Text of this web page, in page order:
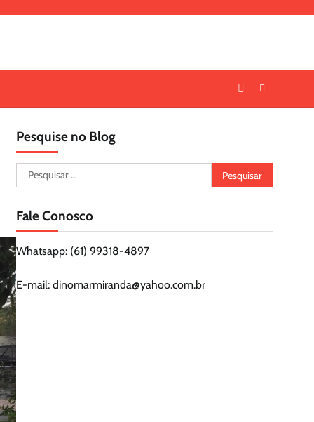
Pesquise no Blog
Pesquisar
por:
Fale Conosco
Whatsapp: (61) 99318-4897
E-mail: dinomarmiranda@yahoo.com.br